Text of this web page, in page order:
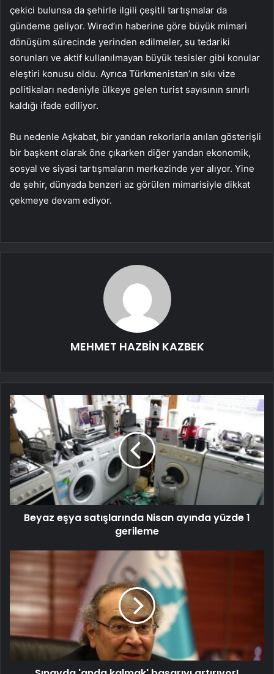
çekici bulunsa da şehirle ilgili çeşitli tartışmalar da
gündeme geliyor. Wired’ın haberine göre büyük mimari
dönüşüm sürecinde yerinden edilmeler, su tedariki
sorunları ve aktif kullanılmayan büyük tesisler gibi konular
eleştiri konusu oldu. Ayrıca Türkmenistan’ın sıkı vize
politikaları nedeniyle ülkeye gelen turist sayısının sınırlı
kaldığı ifade ediliyor.
Bu nedenle Aşkabat, bir yandan rekorlarla anılan gösterişli
bir başkent olarak öne çıkarken diğer yandan ekonomik,
sosyal ve siyasi tartışmaların merkezinde yer alıyor. Yine
de şehir, dünyada benzeri az görülen mimarisiyle dikkat
çekmeye devam ediyor.
MEHMET HAZBİN KAZBEK
Beyaz eşya satışlarında Nisan ayında yüzde 1
gerileme